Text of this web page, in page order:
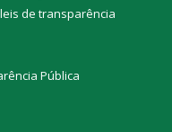
leis de transparência
Pública